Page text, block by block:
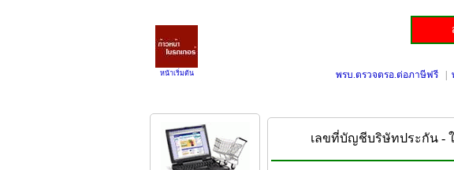
หน้าเริ่มต้น พรบ.ตรวจตรอ.ต่อภาษีฟรี
เลขที่บัญชีบริษัทประกัน -